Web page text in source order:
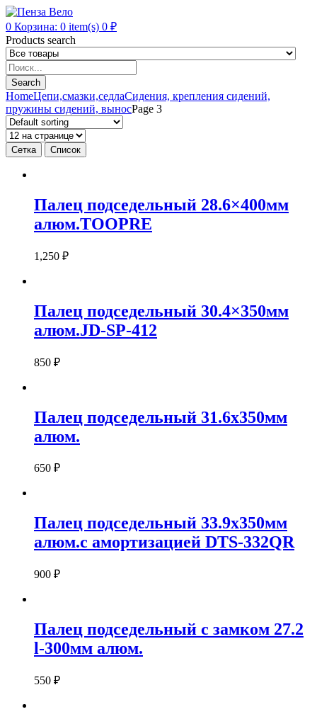
0 Корзина: 0 item(s) 0 ₽
Products search
Search
HomeЦепи,смазки,седлаСидения, крепления сидений,
пружины сидений, выносPage 3
Сетка Список
Палец подседельный 28.6×400мм
алюм.TOOPRE
1,250 ₽
Палец подседельный 30.4×350мм
алюм.JD-SP-412
850 ₽
Палец подседельный 31.6х350мм
алюм.
650 ₽
Палец подседельный 33.9х350мм
алюм.с амортизацией DTS-332QR
900 ₽
Палец подседельный с замком 27.2
l-300мм алюм.
550 ₽